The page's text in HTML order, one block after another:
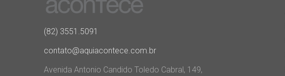
(82) 3551.5091
contato@aquiacontece.com.br
Avenida Antonio Candido Toledo Cabral, 149,